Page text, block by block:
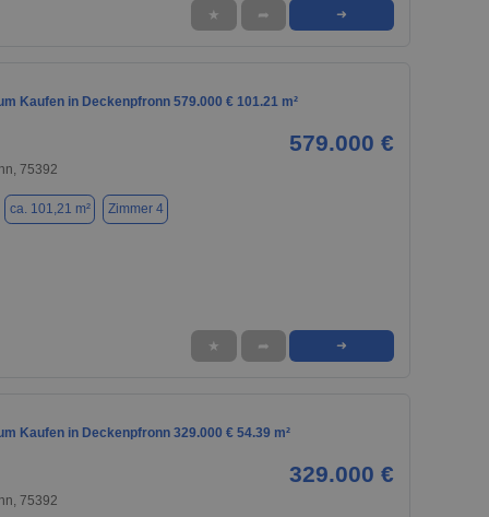
★ ➦ ➜
Kaufen in Deckenpfronn 579.000 € 101.21 m²
579.000 €
75392
ca. 101,21 m² Zimmer 4
★ ➦ ➜
Kaufen in Deckenpfronn 329.000 € 54.39 m²
329.000 €
75392